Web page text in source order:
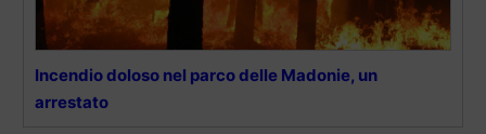
Incendio doloso nel parco delle Madonie, un
arrestato